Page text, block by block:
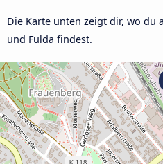
Die Karte unten zeigt dir, wo du
und Fulda findest.